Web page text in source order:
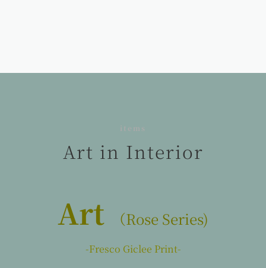
items
Art in Interior
Art （Rose Series)
-Fresco Giclee Print-